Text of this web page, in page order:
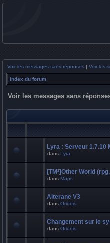
Voir les messages sans réponses | Voir les
Index du forum
Voir les messages sans
Lyra : Serveur 1.7.10
dans Lyra
[TM²]Other World
dans Maps
Alterane V3
dans Orionis
Changement sur le
dans Orionis